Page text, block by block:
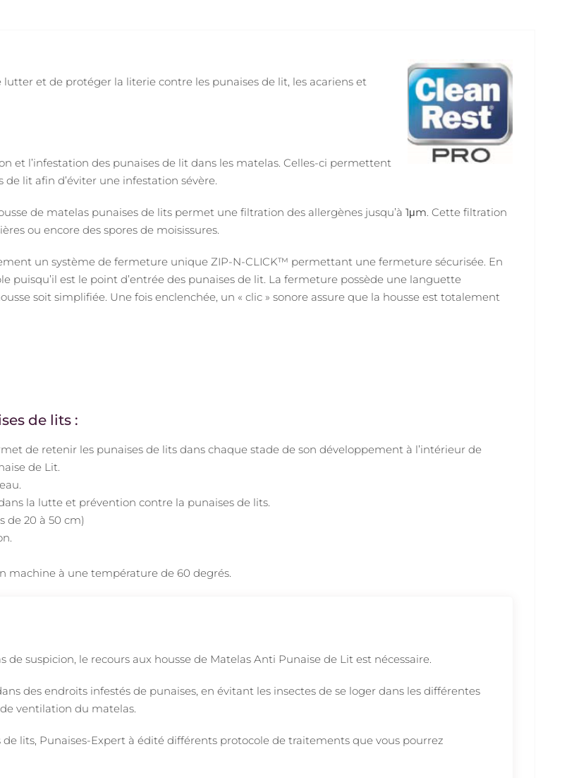
et de protéger la literie contre les punaises de lit, les acariens et
et l’infestation des punaises de lit dans les matelas. Celles-ci permettent
lit afin d’éviter une infestation sévère.
de matelas punaises de lits permet une filtration des allergènes jusqu’à 1μm. Cette filtration
ou encore des spores de moisissures.
un système de fermeture unique ZIP-N-CLICK™ permettant une fermeture sécurisée. En
puisqu’il est le point d’entrée des punaises de lit. La fermeture possède une languette
soit simplifiée. Une fois enclenchée, un « clic » sonore assure que la housse est totalement
de lits :
de retenir les punaises de lits dans chaque stade de son développement à l’intérieur de
de Lit.
la lutte et prévention contre la punaises de lits.
de 20 à 50 cm)
machine à une température de 60 degrés.
de suspicion, le recours aux housse de Matelas Anti Punaise de Lit est nécessaire.
des endroits infestés de punaises, en évitant les insectes de se loger dans les différentes
ventilation du matelas.
lits, Punaises-Expert à édité différents protocole de traitements que vous pourrez